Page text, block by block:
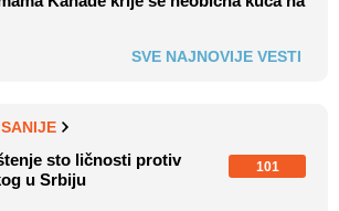
SVE NAJNOVIJE VESTI
sto ličnosti protiv
u Srbiju
101